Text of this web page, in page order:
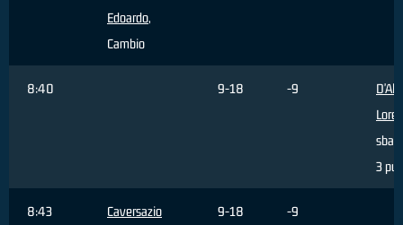
Edoardo,
Cambio
8:40 9-18 -9
3
8:43
Caversazio
9-18 -9